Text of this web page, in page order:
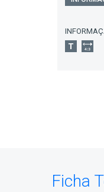
Ficha